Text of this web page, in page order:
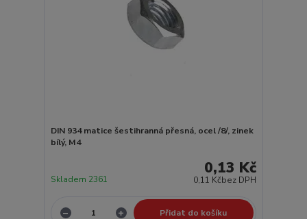
DIN 934 matice šestihranná přesná, ocel /8/, zinek
bílý, M4
0,13 Kč
0,11 Kčbez DPH
Skladem 2361
Přidat do košíku